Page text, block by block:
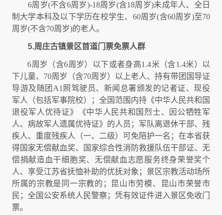
6周岁(不含6周岁)-18周岁(含18周岁)未成年人、全日
制大学本科及以下学历在校学生、60周岁(含60周岁)至70
周岁(不含70周岁)的老人。
5.周庄古镇景区首道门票免票人群
6周岁（含6周岁）以下或者身高1.4米（含1.4米）以
下儿童、70周岁（含70周岁）以上老人、持有带团国导证
导游及随团A1照驾驶员、新闻总署颁发的记者证、现役
军人（包括军事院校）；全国范围内持《中华人民共和国
退役军人优待证》《中华人民共和国烈士、因公牺牲军
人、病故军人遗属优待证》的人员；军队离退休干部、残
疾人、重度残疾人（一、二级）可免陪护一名；在本省获
得国家无偿献血奖、国家综合性消防救援队伍干部证、无
偿捐献造血干细胞奖、无偿献血志愿服务终身荣誉奖个
人、享受江苏省抚恤补助的优抚对象；景区宗教活动场所
所属的宗教是同一宗教的；昆山市劳模、昆山市荣誉市
民；全国公安系统人民警察；凭有效证件进入景区免收门
票。